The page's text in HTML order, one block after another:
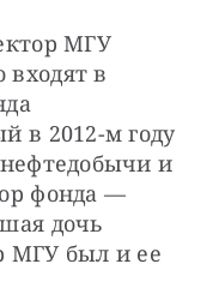
МГУ
в
в 2012-м году
и
фонда —
дочь
МГУ был и ее